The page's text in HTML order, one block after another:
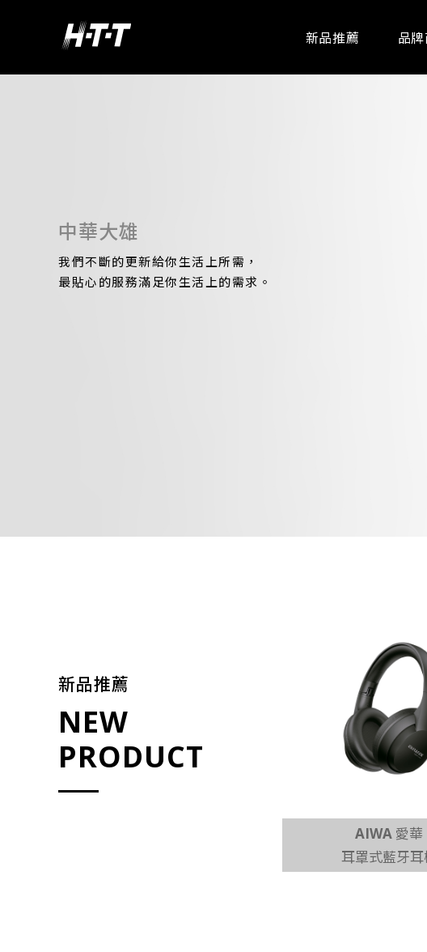
新品推薦 品
中華大雄
我們不斷的更新給你生活上所需，
最貼心的服務滿足你生活上的需求。
新品推薦
NEW
PRODUCT
AIWA 愛華
耳罩式藍牙耳